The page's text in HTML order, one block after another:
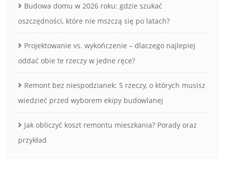
Budowa domu w 2026 roku: gdzie szukać
oszczędności, które nie mszczą się po latach?
Projektowanie vs. wykończenie – dlaczego najlepiej
oddać obie te rzeczy w jedne ręce?
Remont bez niespodzianek: 5 rzeczy, o których musisz
wiedzieć przed wyborem ekipy budowlanej
Jak obliczyć koszt remontu mieszkania? Porady oraz
przykład